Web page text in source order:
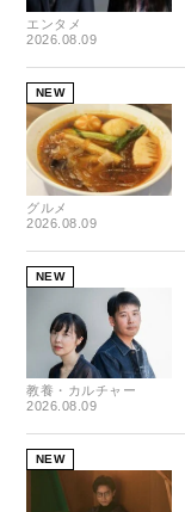
エンタメ
2026.08.09
NEW
グルメ
2026.08.09
NEW
教養・カルチャー
2026.08.09
NEW